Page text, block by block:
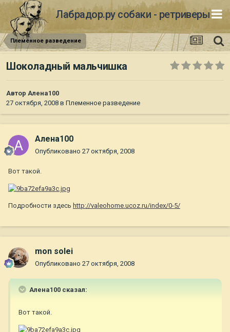
Лабрадор.ру собаки - ретриверы
Племенное разведение
Шоколадный мальчишка
Автор Алена100
27 октября, 2008 в Племенное разведение
Алена100
Опубликовано 27 октября, 2008
Вот такой.
Подробности здесь http://valeohome.ucoz.ru/index/0-5/
mon solei
Опубликовано 27 октября, 2008
Алена100 сказал:
Вот такой.